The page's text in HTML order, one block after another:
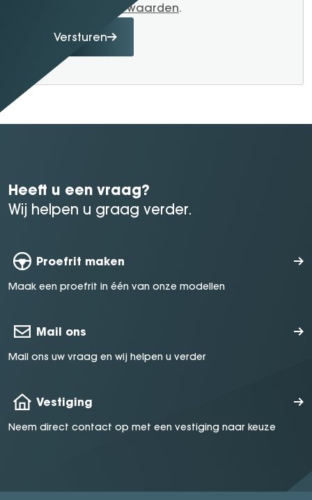
Algemene voorwaarden.
Versturen
Heeft u een vraag?
Wij helpen u graag verder.
Proefrit maken
Maak een proefrit in één van onze modellen
Mail ons
Mail ons uw vraag en wij helpen u verder
Vestiging
Neem direct contact op met een vestiging naar keuze